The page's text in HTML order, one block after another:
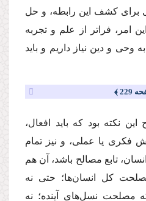
براى كشف این رابطه، و حل
امر، فراتر از علم و تجربه
وحى و دین نیاز داریم و باید
﴾
نكته بود كه باید افعال،
فكرى یا عملى، و نیز تمام
تابع مصالح باشد، آن هم
كل انسان‌ها؛ حتى نه
مصلحت نسل‌هاى آینده؛ نه